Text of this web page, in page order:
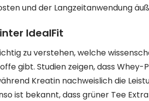
und der Langzeitanwendung
IdealFit
zu verstehen, welche
gibt. Studien zeigen, dass Whey-
Kreatin nachweislich die
ist bekannt, dass grüner Tee